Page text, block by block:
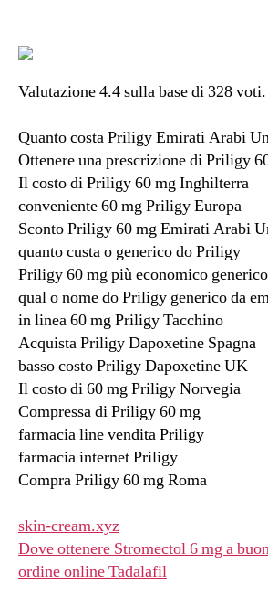
Valutazione4.4sulla base di328voti.
Quanto costa Priligy Emirati Arabi
Ottenere una prescrizione di Priligy
Il costo di Priligy 60 mg Inghilterra
conveniente 60 mg Priligy Europa
Sconto Priligy 60 mg Emirati Arabi
quanto custa o generico do Priligy
Priligy 60 mg più economico generico
qual o nome do Priligy generico da
in linea 60 mg Priligy Tacchino
Acquista Priligy Dapoxetine Spagna
basso costo Priligy Dapoxetine UK
Il costo di 60 mg Priligy Norvegia
Compressa di Priligy 60 mg
farmacia line vendita Priligy
farmacia internet Priligy
Compra Priligy 60 mg Roma
skin-cream.xyz
Dove ottenere Stromectol 6 mg a
ordine online Tadalafil